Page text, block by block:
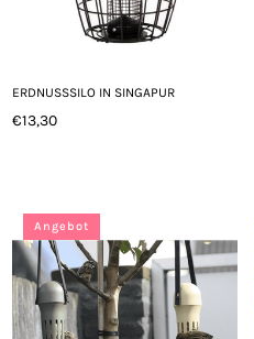
ERDNUSSSILO IN SINGAPUR
Normaler
€13,30
Angebot